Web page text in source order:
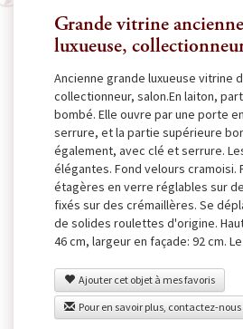
Grande vitrine
luxueuse,
Ancienne grande luxueuse vitrine
collectionneur, salon.En laiton,
bombé. Elle ouvre par une porte
serrure, et la partie supérieure
également, avec clé et serrure.
élégantes. Fond velours cramoisi.
étagères en verre réglables sur
fixés sur des crémaillères. Se
de solides roulettes d'origine.
46 cm, largeur en façade: 92 cm.
Ajouter cet objet à mes favoris
Pour en savoir plus, contactez-nous